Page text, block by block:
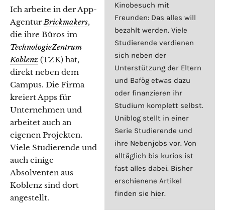
Kinobesuch mit
Freunden: Das alles will
bezahlt werden. Viele
Studierende verdienen
sich neben der
Unterstützung der Eltern
und Bafög etwas dazu
oder finanzieren ihr
Studium komplett selbst.
Uniblog stellt in einer
Serie Studierende und
ihre Nebenjobs vor. Von
alltäglich bis kurios ist
fast alles dabei. Bisher
erschienene Artikel
finden sie hier.
Ich arbeite in der App-
AgenturBrickmakers,
die ihre Büros im
TechnologieZentrum
Koblenz (TZK) hat,
direkt neben dem
Campus. Die Firma
kreiert Apps für
Unternehmen und
arbeitet auch an
eigenen Projekten.
Viele Studierende und
auch einige
Absolventen aus
Koblenz sind dort
angestellt.